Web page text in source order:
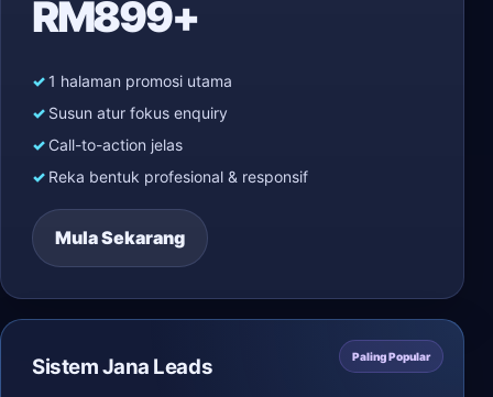
RM899+
1 halaman promosi utama
Susun atur fokus enquiry
Call-to-action jelas
Reka bentuk profesional & responsif
Mula Sekarang
Paling Popular
Sistem Jana Leads